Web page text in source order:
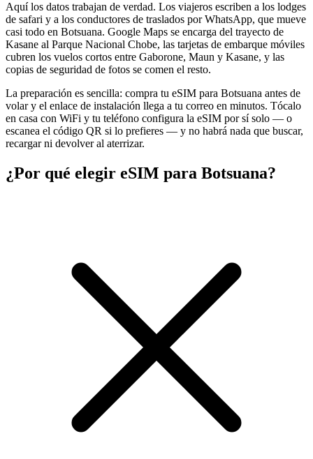
Aquí los datos trabajan de verdad. Los viajeros escriben a los lodges
de safari y a los conductores de traslados por WhatsApp, que mueve
casi todo en Botsuana. Google Maps se encarga del trayecto de
Kasane al Parque Nacional Chobe, las tarjetas de embarque móviles
cubren los vuelos cortos entre Gaborone, Maun y Kasane, y las
copias de seguridad de fotos se comen el resto.
La preparación es sencilla: compra tu eSIM para Botsuana antes de
volar y el enlace de instalación llega a tu correo en minutos. Tócalo
en casa con WiFi y tu teléfono configura la eSIM por sí solo — o
escanea el código QR si lo prefieres — y no habrá nada que buscar,
recargar ni devolver al aterrizar.
¿Por qué elegir eSIM para Botsuana?